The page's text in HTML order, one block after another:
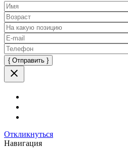
Оставьте
это
поле
Откликнуться
Навигация